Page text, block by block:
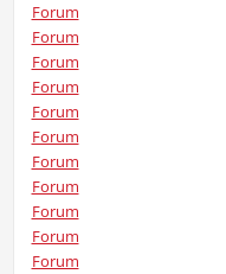
Forum
Forum
Forum
Forum
Forum
Forum
Forum
Forum
Forum
Forum
Forum